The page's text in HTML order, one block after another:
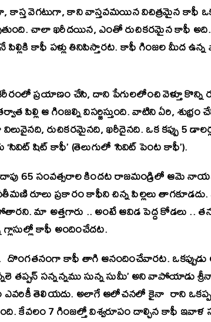
కాస్త వెగటుగా, కాని వాస్తవమయిన విచిత్రమైన కాఫీ
చాలా ఖరీదయిన, ఎంతో రుచికరమైన కాఫీ అది.
కాఫీ పళ్లు తినిపిస్తారట. కాఫీ గింజల మీద ఉన్న
శరీరంలో ప్రయాణం చేసి, దాని పేగులలోంచి వెళ్తూ
పిల్లి ఆ గింజల్ని విసర్జిస్తుంది. వాటిని ఏరి,
రుచికరమైనది, ఖరీదైనది. ఒక కప్పు 5
‘సివిట్ షిట్ కాఫీ’ (తెలుగులో ‘సివిట్ పెంట కాఫీ’).
65 సంవత్సరాల కిందట రాజమండ్రిలో ఆమె
రూలు ప్రకారం కాఫీని చిన్న పిల్లలు తాగకూడదు.
మా అత్తగారు .. అంటే ఆవిడ పెద్ద కోడలు ..
కాఫీ అందించేదట.
.. దొంగతనంగా కాఫీ తాగి ఆనందించేవారట.
సన్నన్నము సున్న సుమీ’ అని వాపోయాడు
ఎవరికీ తెలియదు. అలాగే ఆలోచనలో కైనా రాని
7 గింజల్తో విశ్వరూపం దాల్చిన కాఫీ ఇవాళ